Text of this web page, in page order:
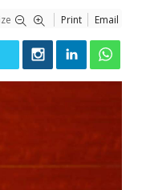
Print Email